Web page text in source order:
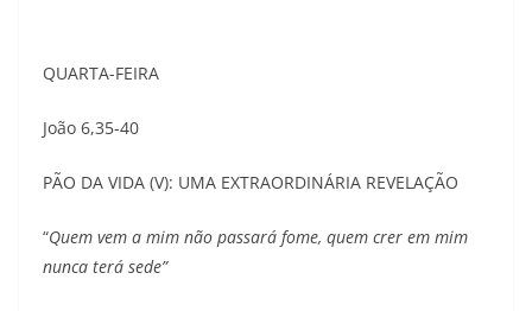
QUARTA-FEIRA
João 6,35-40
PÃO DA VIDA (V): UMA EXTRAORDINÁRIA REVELAÇÃO
“Quem vem a mim não passará fome, quem crer em mim
nunca terá sede”